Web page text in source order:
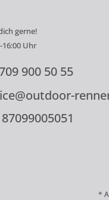
gerne!
16:00 Uhr
900 50 55
*